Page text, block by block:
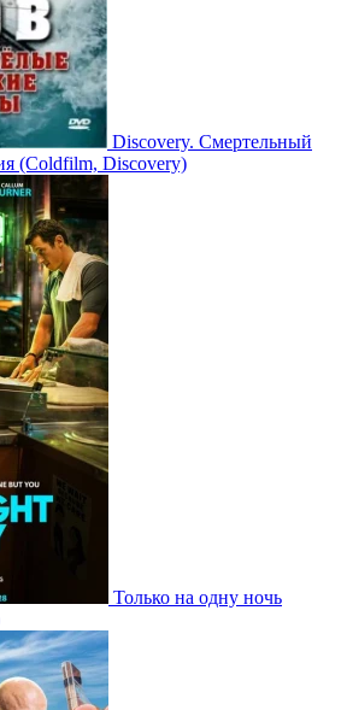
Discovery. Смертельный
(Coldfilm, Discovery)
Только на одну ночь